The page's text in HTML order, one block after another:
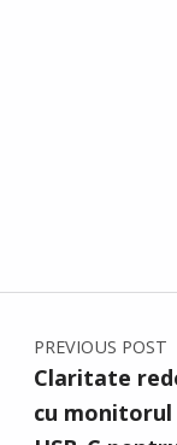
Post
PREVIOUS POST
Claritate
cu monitorul